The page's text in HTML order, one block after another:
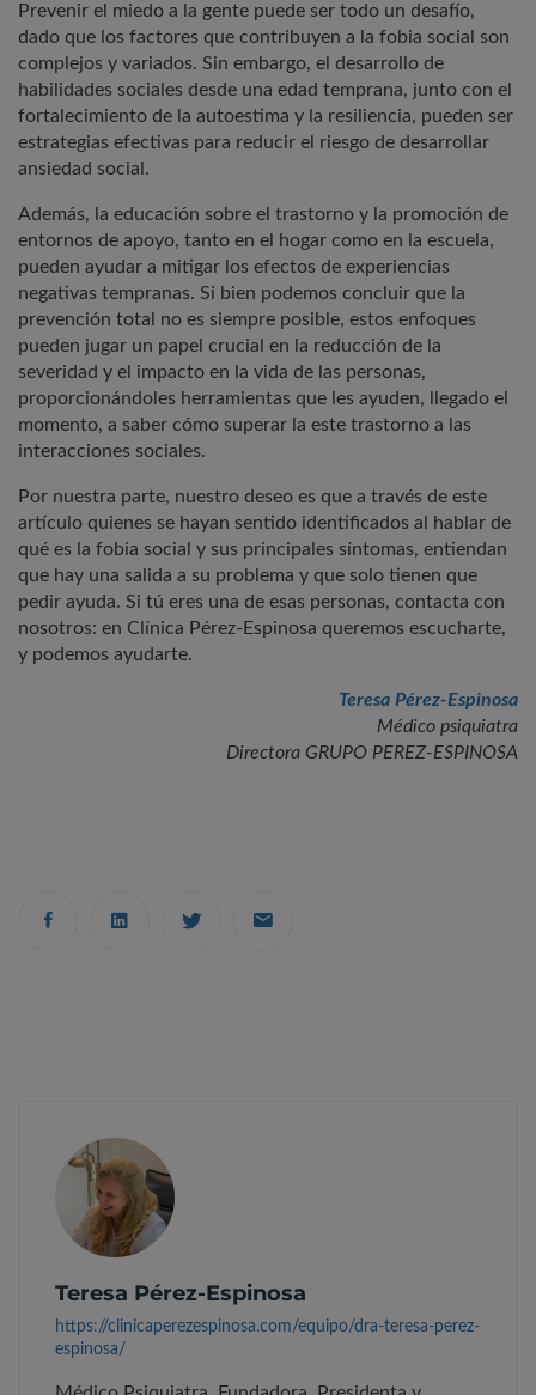
Prevenir el miedo a la gente puede ser todo un desafío,
dado que los factores que contribuyen a la fobia social son
complejos y variados. Sin embargo, el desarrollo de
habilidades sociales desde una edad temprana, junto con el
fortalecimiento de la autoestima y la resiliencia, pueden ser
estrategias efectivas para reducir el riesgo de desarrollar
ansiedad social.
Además, la educación sobre el trastorno y la promoción de
entornos de apoyo, tanto en el hogar como en la escuela,
pueden ayudar a mitigar los efectos de experiencias
negativas tempranas. Si bien podemos concluir que la
prevención total no es siempre posible, estos enfoques
pueden jugar un papel crucial en la reducción de la
severidad y el impacto en la vida de las personas,
proporcionándoles herramientas que les ayuden, llegado el
momento, a saber cómo superar la este trastorno a las
interacciones sociales.
Por nuestra parte, nuestro deseo es que a través de este
artículo quienes se hayan sentido identificados al hablar de
qué es la fobia social y sus principales síntomas, entiendan
que hay una salida a su problema y que solo tienen que
pedir ayuda. Si tú eres una de esas personas, contacta con
nosotros: en Clínica Pérez-Espinosa queremos escucharte,
y podemos ayudarte.
Teresa Pérez-Espinosa
Médico psiquiatra
Directora GRUPO PEREZ-ESPINOSA
Teresa Pérez-Espinosa
https://clinicaperezespinosa.com/equipo/dra-teresa-perez-
espinosa/